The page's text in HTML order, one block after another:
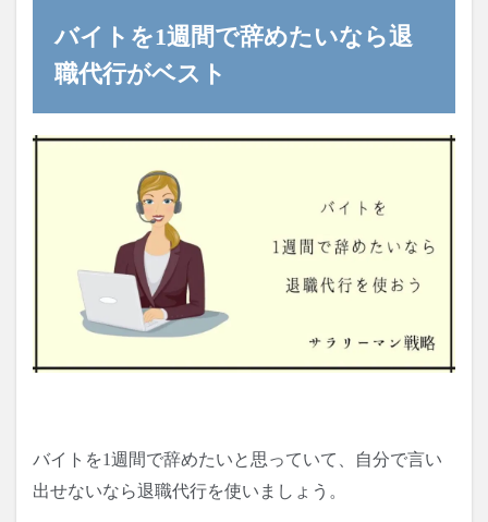
バイトを1週間で辞めたいなら退
職代行がベスト
バイトを1週間で辞めたいと思っていて、自分で言い
出せないなら退職代行を使いましょう。